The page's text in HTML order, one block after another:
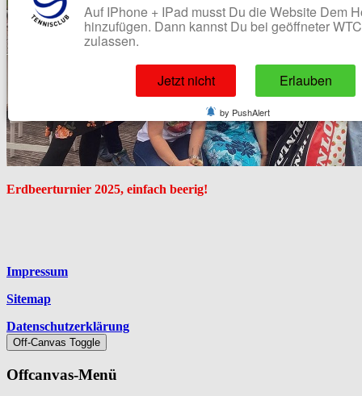
Erdbeerturnier 2025, einfach beerig!
Impressum
Sitemap
Datenschutzerklärung
Off-Canvas Toggle
Offcanvas-Menü
Auf IPhone + IPad musst Du die Website Dem
hinzufügen. Dann kannst Du bei geöffneter
zulassen.
Jetzt nicht Erlauben
by PushAlert